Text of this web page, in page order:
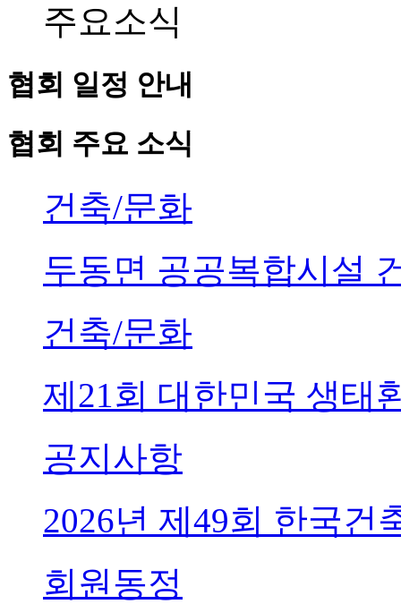
주요소식
협회 일정 안내
협회 주요 소식
건축/문화
두동면 공공복합시설
건축/문화
제21회 대한민국 생태
공지사항
2026년 제49회 한국건
회원동정